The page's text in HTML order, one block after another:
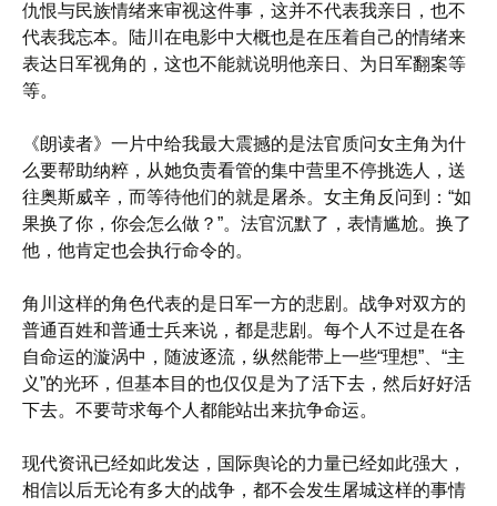
仇恨与民族情绪来审视这件事，这并不代表我亲日，也不
代表我忘本。陆川在电影中大概也是在压着自己的情绪来
表达日军视角的，这也不能就说明他亲日、为日军翻案等
等。
《朗读者》一片中给我最大震撼的是法官质问女主角为什
么要帮助纳粹，从她负责看管的集中营里不停挑选人，送
往奥斯威辛，而等待他们的就是屠杀。女主角反问到：“如
果换了你，你会怎么做？”。法官沉默了，表情尴尬。换了
他，他肯定也会执行命令的。
角川这样的角色代表的是日军一方的悲剧。战争对双方的
普通百姓和普通士兵来说，都是悲剧。每个人不过是在各
自命运的漩涡中，随波逐流，纵然能带上一些“理想”、“主
义”的光环，但基本目的也仅仅是为了活下去，然后好好活
下去。不要苛求每个人都能站出来抗争命运。
现代资讯已经如此发达，国际舆论的力量已经如此强大，
相信以后无论有多大的战争，都不会发生屠城这样的事情